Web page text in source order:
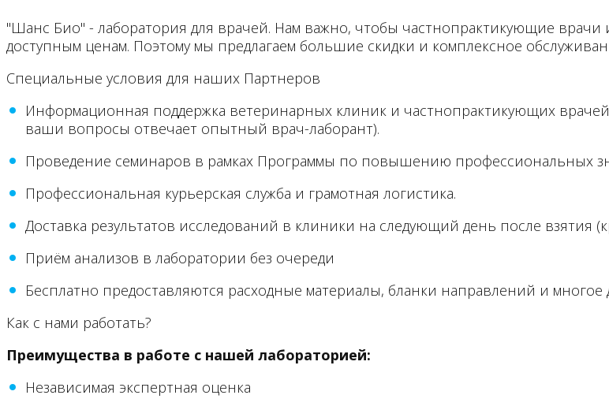
"Шанс Био" - лаборатория для врачей. Нам важно, чтобы частнопрактикующие
доступным ценам. Поэтому мы предлагаем большие скидки и комплексное
Специальные условия для наших Партнеров
Информационная поддержка ветеринарных клиник и частнопрактикующих
ваши вопросы отвечает опытный врач-лаборант).
Проведение семинаров в рамках Программы по повышению профессиональных
Профессиональная курьерская служба и грамотная логистика.
Доставка результатов исследований в клиники на следующий день после взятия (
Приём анализов в лаборатории без очереди
Бесплатно предоставляются расходные материалы, бланки направлений и многое
Как с нами работать?
Преимущества в работе с нашей лабораторией:
Независимая экспертная оценка